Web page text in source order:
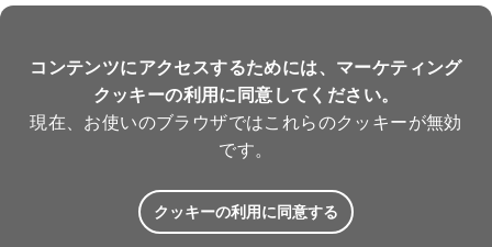
コンテンツにアクセスするためには、マーケティング
クッキーの利用に同意してください。
現在、お使いのブラウザではこれらのクッキーが無効
です。
クッキーの利用に同意する